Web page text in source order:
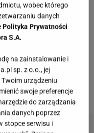
recepturą Ani
autorka i
od lat cieszy
okazję wykonać
wobec którego
danych
Polityka Prywatności
S.A.
na zainstalowanie i
sp. z o.o., jej
urządzeniu
swoje preferencje
do zarządzania
danych poprzez
stopce serwisu i